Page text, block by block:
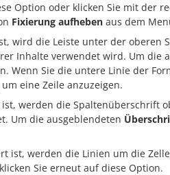
Option oder klicken Sie mit der
Fixierung aufheben aus dem
wird die Leiste unter der oberen
Inhalte verwendet wird. Um die
Wenn Sie die untere Linie der
eine Zeile anzuzeigen.
werden die Spaltenüberschrift
Um die ausgeblendeten
ist, werden die Linien um die
Sie erneut auf diese Option.